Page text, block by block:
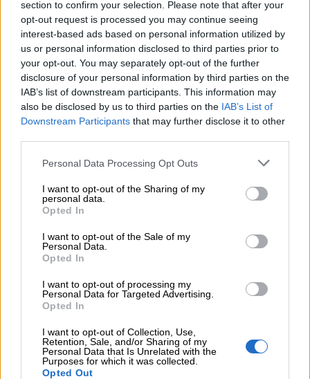
section to confirm your selection. Please note that after your
opt-out request is processed you may continue seeing
interest-based ads based on personal information utilized by
us or personal information disclosed to third parties prior to
your opt-out. You may separately opt-out of the further
disclosure of your personal information by third parties on the
IAB’s list of downstream participants. This information may
also be disclosed by us to third parties on the IAB’s List of
Downstream Participants that may further disclose it to other
Personal Data Processing Opt Outs
I want to opt-out of the Sharing of my
personal data.
Opted In
I want to opt-out of the Sale of my
Personal Data.
Opted In
I want to opt-out of processing my
Personal Data for Targeted Advertising.
Opted In
I want to opt-out of Collection, Use,
Retention, Sale, and/or Sharing of my
Personal Data that Is Unrelated with the
Purposes for which it was collected.
Opted Out
Link
utili
Chi
siamo
Contatti
policy
Significato: “solare”.
ARVIN
Significato: “albanese”.
ALBION
Significato: “abitante della terra bianca”: